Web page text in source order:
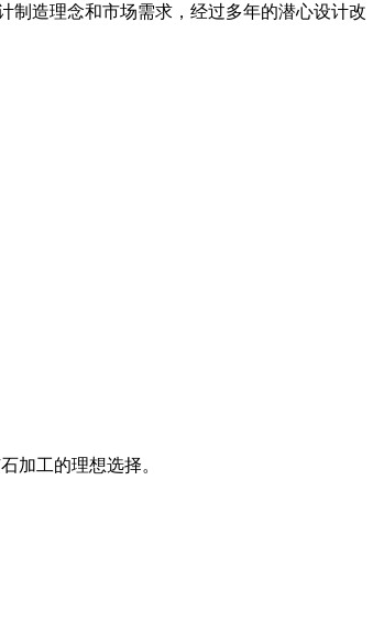
制造理念和市场需求，经过多年的潜心设计改
加工的理想选择。